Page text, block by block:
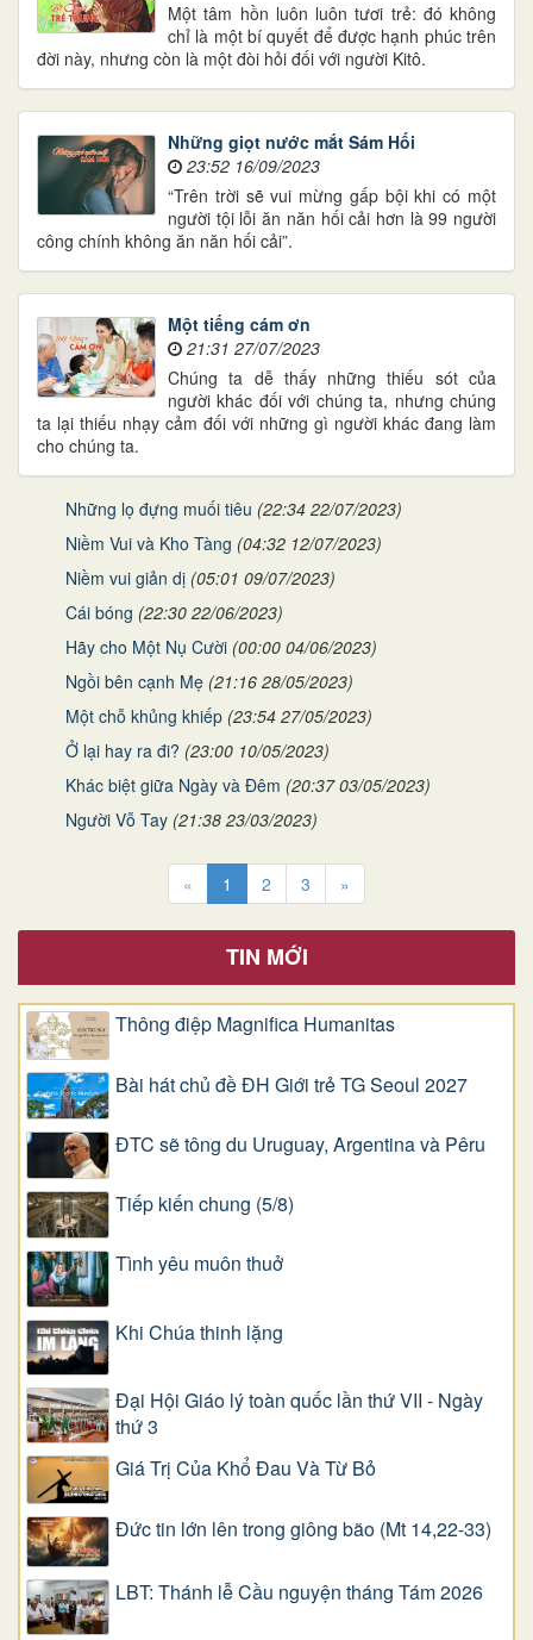
Một tâm hồn luôn luôn tươi trẻ: đó không
chỉ là một bí quyết để được hạnh phúc trên
đời này, nhưng còn là một đòi hỏi đối với người Kitô.
Những giọt nước mắt Sám Hối
23:52 16/09/2023
“Trên trời sẽ vui mừng gấp bội khi có một
người tội lỗi ăn năn hối cải hơn là 99 người
công chính không ăn năn hối cải”.
Một tiếng cám ơn
21:31 27/07/2023
Chúng ta dễ thấy những thiếu sót của
người khác đối với chúng ta, nhưng chúng
ta lại thiếu nhạy cảm đối với những gì người khác đang làm
cho chúng ta.
Những lọ đựng muối tiêu (22:34 22/07/2023)
Niềm Vui và Kho Tàng (04:32 12/07/2023)
Niềm vui giản dị (05:01 09/07/2023)
Cái bóng (22:30 22/06/2023)
Hãy cho Một Nụ Cười (00:00 04/06/2023)
Ngồi bên cạnh Mẹ (21:16 28/05/2023)
Một chỗ khủng khiếp (23:54 27/05/2023)
Ở lại hay ra đi? (23:00 10/05/2023)
Khác biệt giữa Ngày và Đêm (20:37 03/05/2023)
Người Vỗ Tay (21:38 23/03/2023)
« 1 2 3 »
TIN MỚI
Thông điệp Magnifica Humanitas
Bài hát chủ đề ĐH Giới trẻ TG Seoul 2027
ĐTC sẽ tông du Uruguay, Argentina và Pêru
Tiếp kiến chung (5/8)
Tình yêu muôn thuở
Khi Chúa thinh lặng
Đại Hội Giáo lý toàn quốc lần thứ VII - Ngày
thứ 3
Giá Trị Của Khổ Ðau Và Từ Bỏ
Đức tin lớn lên trong giông bão (Mt 14,22-33)
LBT: Thánh lễ Cầu nguyện tháng Tám 2026